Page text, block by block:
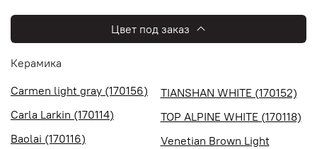
Цвет под заказ
Керамика
Carmen light gray (170156)
Carla Larkin (170114)
Baolai (170116)
TIANSHAN WHITE (170152)
TOP ALPINE WHITE (170118)
Venetian Brown Light